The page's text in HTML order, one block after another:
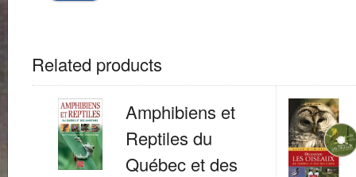
Related products
Amphibiens et
Reptiles du
Québec et des